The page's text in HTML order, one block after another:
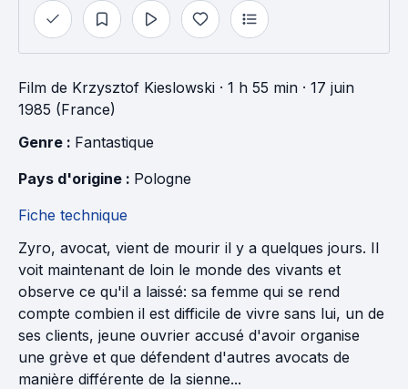
Film de Krzysztof Kieslowski · 1 h 55 min · 17 juin
1985 (France)
Genre : Fantastique
Pays d'origine : Pologne
Fiche technique
Zyro, avocat, vient de mourir il y a quelques jours. Il
voit maintenant de loin le monde des vivants et
observe ce qu'il a laissé: sa femme qui se rend
compte combien il est difficile de vivre sans lui, un de
ses clients, jeune ouvrier accusé d'avoir organise
une grève et que défendent d'autres avocats de
manière différente de la sienne...